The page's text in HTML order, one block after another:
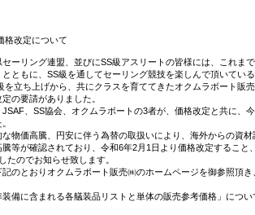
格改定について
ーリング連盟、並びにSS級アスリートの皆様には、これま
ともに、SS級を通してセーリング競技を楽しんで頂いてい
を立ち上げから、共にクラスを育ててきたオクムラボート販
の要請がありました。
、SS協会、オクムラボートの3者が、価格改定と共に、
な物価高騰、円安に伴う為替の取扱いにより、海外からの資
騰等が確認されており、令和6年2月1日より価格改定するこ
たのでお知らせ致します。
のとおりオクムラボート販売㈱のホームページを御参照頂
装備に含まれる各艤装品リストと単体の販売参考価格」につ